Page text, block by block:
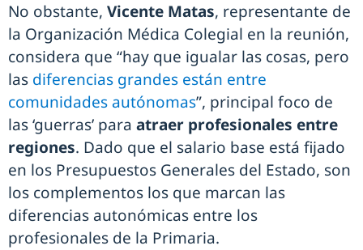
No obstante, Vicente Matas, representante de
la Organización Médica Colegial en la reunión,
considera que “hay que igualar las cosas, pero
las diferencias grandes están entre
comunidades autónomas”, principal foco de
las ‘guerras’ para atraer profesionales entre
regiones. Dado que el salario base está fijado
en los Presupuestos Generales del Estado, son
los complementos los que marcan las
diferencias autonómicas entre los
profesionales de la Primaria.